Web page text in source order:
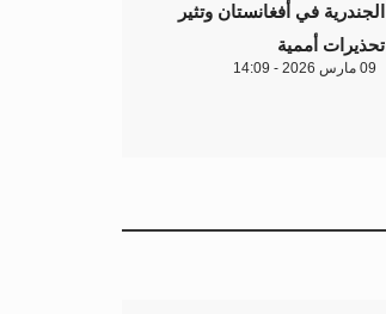
الجندرية في أفغانستان وتثير
تحذيرات أممية
09 مارس 2026 - 14:09